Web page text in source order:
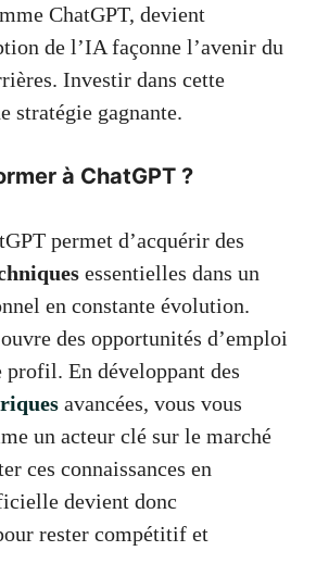
ChatGPT, devient
de l’IA façonne l’avenir du
Investir dans cette
stratégie gagnante.
à ChatGPT ?
permet d’acquérir des
essentielles dans un
en constante évolution.
des opportunités d’emploi
En développant des
avancées, vous vous
un acteur clé sur le marché
ces connaissances en
devient donc
rester compétitif et